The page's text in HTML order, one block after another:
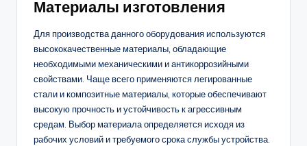
Материалы изготовления
Для производства данного оборудования используются
высококачественные материалы, обладающие
необходимыми механическими и антикоррозийными
свойствами. Чаще всего применяются легированные
стали и композитные материалы, которые обеспечивают
высокую прочность и устойчивость к агрессивным
средам. Выбор материала определяется исходя из
рабочих условий и требуемого срока службы устройства.